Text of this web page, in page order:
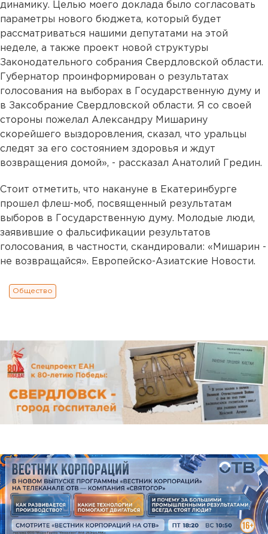
динамику. Целью моего доклада было согласовать
параметры нового бюджета, который будет
рассматриваться нашими депутатами на этой
неделе, а также проект новой структуры
Законодательного собрания Свердловской области.
Губернатор проинформирован о результатах
голосования на выборах в Государственную думу и
в Заксобрание Свердловской области. Я со своей
стороны пожелал Александру Мишарину
скорейшего выздоровления, сказал, что уральцы
следят за его состоянием здоровья и ждут
возвращения домой», - рассказал Анатолий Гредин.
Стоит отметить, что накануне в Екатеринбурге
прошел флеш-моб, посвященный результатам
выборов в Государственную думу. Молодые люди,
заявившие о фальсификации результатов
голосования, в частности, скандировали: «Мишарин -
не возвращайся». Европейско-Азиатские Новости.
Общество